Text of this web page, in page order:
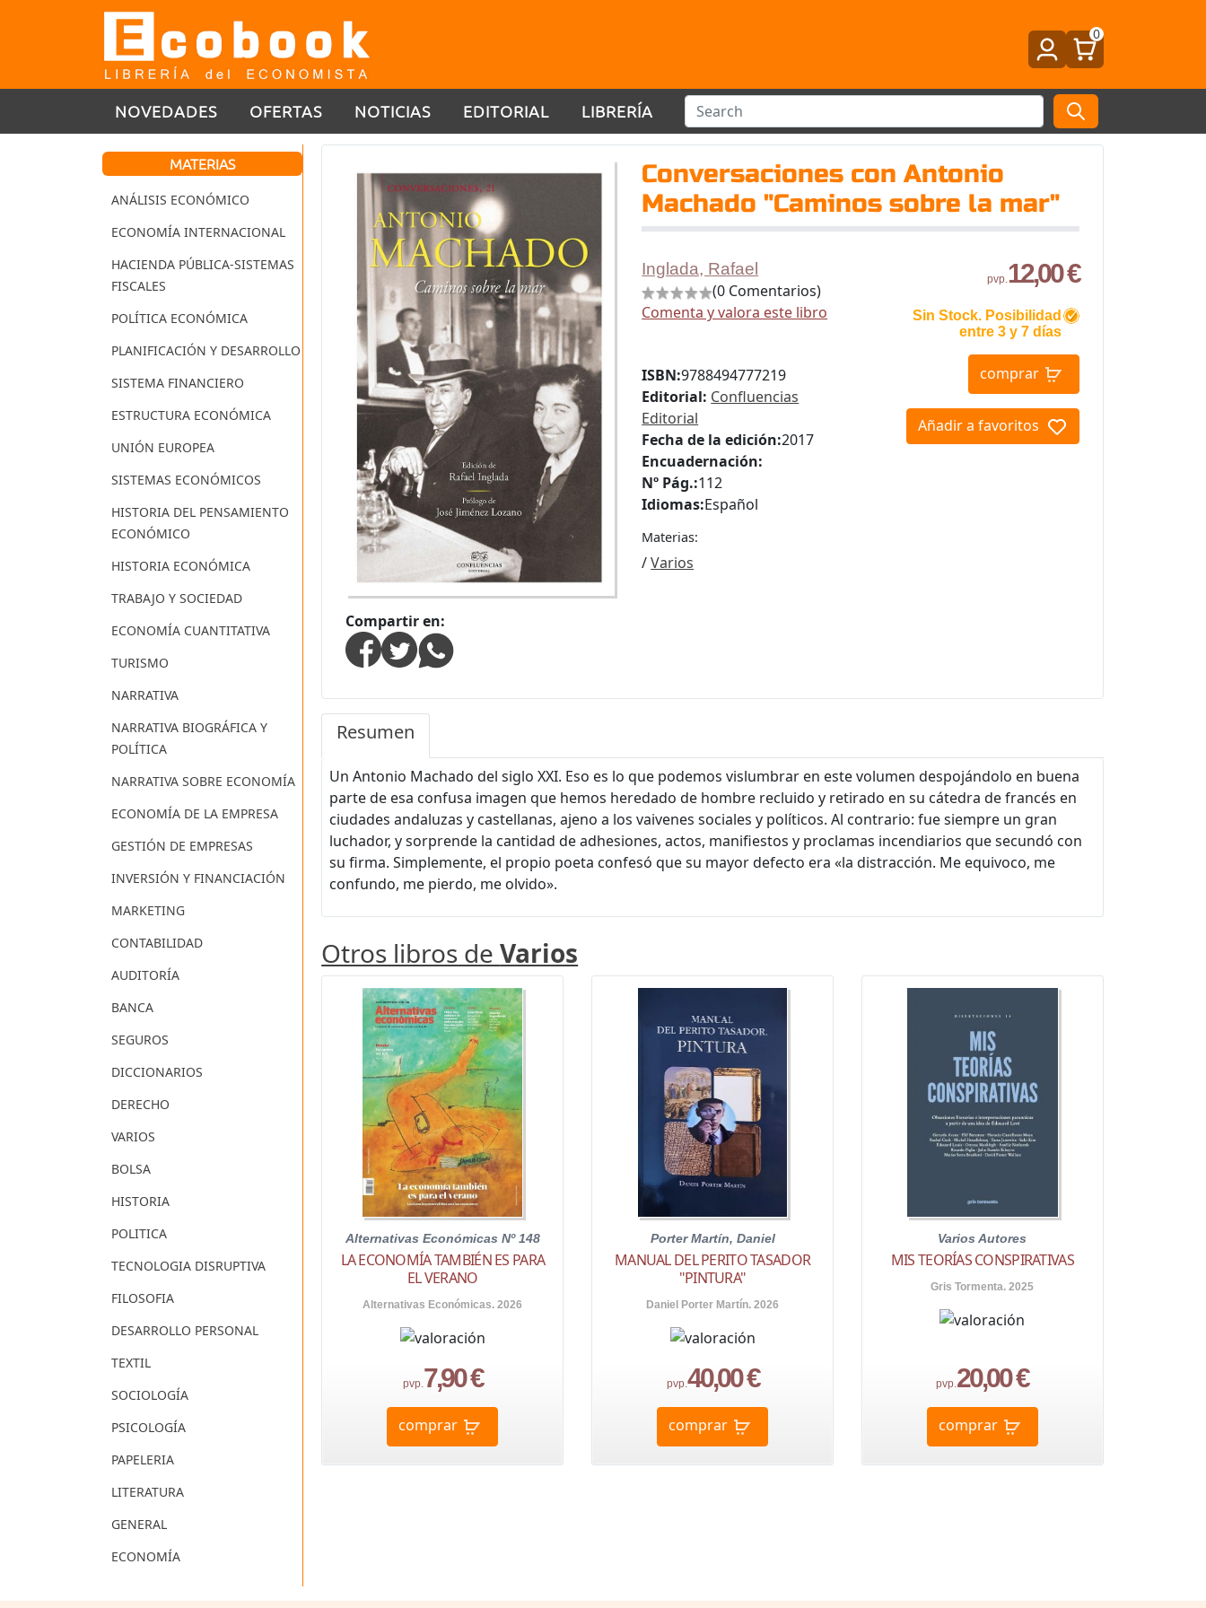
0
NOVEDADES OFERTAS NOTICIAS EDITORIAL LIBRERÍA
MATERIAS
ANÁLISIS ECONÓMICO
ECONOMÍA INTERNACIONAL
HACIENDA PÚBLICA-SISTEMAS
FISCALES
POLÍTICA ECONÓMICA
PLANIFICACIÓN Y DESARROLLO
SISTEMA FINANCIERO
ESTRUCTURA ECONÓMICA
UNIÓN EUROPEA
SISTEMAS ECONÓMICOS
HISTORIA DEL PENSAMIENTO
ECONÓMICO
HISTORIA ECONÓMICA
TRABAJO Y SOCIEDAD
ECONOMÍA CUANTITATIVA
TURISMO
NARRATIVA
NARRATIVA BIOGRÁFICA Y
POLÍTICA
NARRATIVA SOBRE ECONOMÍA
ECONOMÍA DE LA EMPRESA
GESTIÓN DE EMPRESAS
INVERSIÓN Y FINANCIACIÓN
MARKETING
CONTABILIDAD
AUDITORÍA
BANCA
SEGUROS
DICCIONARIOS
DERECHO
VARIOS
BOLSA
HISTORIA
POLITICA
TECNOLOGIA DISRUPTIVA
FILOSOFIA
DESARROLLO PERSONAL
TEXTIL
SOCIOLOGÍA
PSICOLOGÍA
PAPELERIA
LITERATURA
GENERAL
ECONOMÍA
Conversaciones con Antonio
Machado "Caminos sobre la mar"
Compartir en:
Inglada, Rafael
(0 Comentarios)
Comenta y valora este libro
pvp.12,00 €
Sin Stock. Posibilidad
entre 3 y 7 días
comprar
Añadir a favoritos
ISBN:9788494777219
Editorial: Confluencias
Editorial
Fecha de la edición:2017
Encuadernación:
Nº Pág.:112
Idiomas:Español
Materias:
/Varios
Resumen
Un Antonio Machado del siglo XXI. Eso es lo que podemos vislumbrar en este volumen despojándolo en buena
parte de esa confusa imagen que hemos heredado de hombre recluido y retirado en su cátedra de francés en
ciudades andaluzas y castellanas, ajeno a los vaivenes sociales y políticos. Al contrario: fue siempre un gran
luchador, y sorprende la cantidad de adhesiones, actos, manifiestos y proclamas incendiarios que secundó con
su firma. Simplemente, el propio poeta confesó que su mayor defecto era «la distracción. Me equivoco, me
confundo, me pierdo, me olvido».
Otros libros deVarios
Alternativas Económicas Nº 148
LA ECONOMÍA TAMBIÉN ES PARA
EL VERANO
Alternativas Económicas. 2026
pvp.7,90 €
comprar
Porter Martín, Daniel
MANUAL DEL PERITO TASADOR
"PINTURA"
Daniel Porter Martín. 2026
pvp.40,00 €
comprar
Varios Autores
MIS TEORÍAS CONSPIRATIVAS
Gris Tormenta. 2025
pvp.20,00 €
comprar